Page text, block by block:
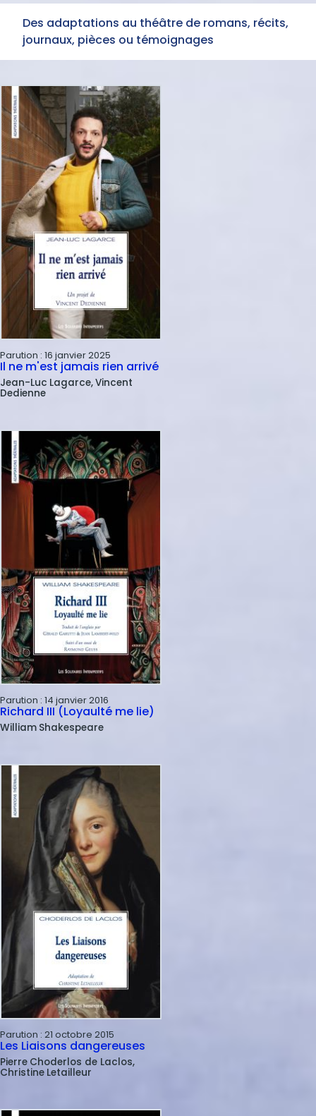
Des adaptations au théâtre de romans, récits,
journaux, pièces ou témoignages
Parution : 16 janvier 2025
Il ne m'est jamais rien arrivé
Jean-Luc Lagarce Vincent
Dedienne
Parution : 14 janvier 2016
Richard III (Loyaulté me lie)
William Shakespeare
Parution : 21 octobre 2015
Les Liaisons dangereuses
Pierre Choderlos de Laclos
Christine Letailleur